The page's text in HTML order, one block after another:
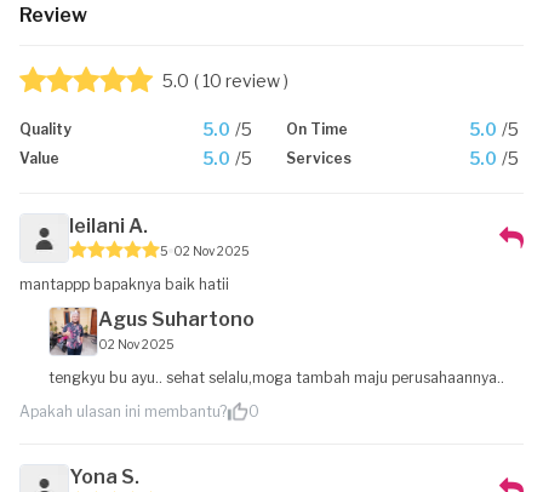
Review
5.0 ( 10 review )
Quality 5.0 /5 On Time 5.0 /5
Value 5.0 /5 Services 5.0 /5
leilani A.
5 02 Nov 2025
mantappp bapaknya baik hatii
Agus Suhartono
02 Nov 2025
tengkyu bu ayu.. sehat selalu,moga tambah maju perusahaannya..
Apakah ulasan ini membantu?
0
Yona S.